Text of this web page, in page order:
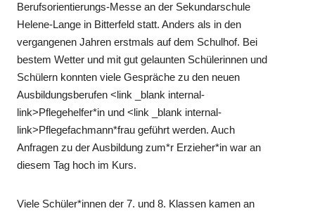
Berufsorientierungs-Messe an der Sekundarschule
Helene-Lange in Bitterfeld statt. Anders als in den
vergangenen Jahren erstmals auf dem Schulhof. Bei
bestem Wetter und mit gut gelaunten Schülerinnen und
Schülern konnten viele Gespräche zu den neuen
Ausbildungsberufen <link _blank internal-
link>Pflegehelfer*in und <link _blank internal-
link>Pflegefachmann*frau geführt werden. Auch
Anfragen zu der Ausbildung zum*r Erzieher*in war an
diesem Tag hoch im Kurs.
Viele Schüler*innen der 7. und 8. Klassen kamen an